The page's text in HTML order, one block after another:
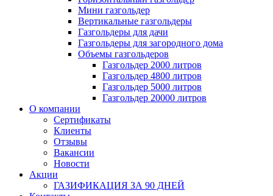
Мини газгольдер
Вертикальные газгольдеры
Газгольдеры для дачи
Газгольдеры для загородного дома
Объемы газгольдеров
Газгольдер 2000 литров
Газгольдер 4800 литров
Газгольдер 5000 литров
Газгольдер 20000 литров
О компании
Сертификаты
Клиенты
Отзывы
Вакансии
Новости
Акции
ГАЗИФИКАЦИЯ ЗА 90 ДНЕЙ